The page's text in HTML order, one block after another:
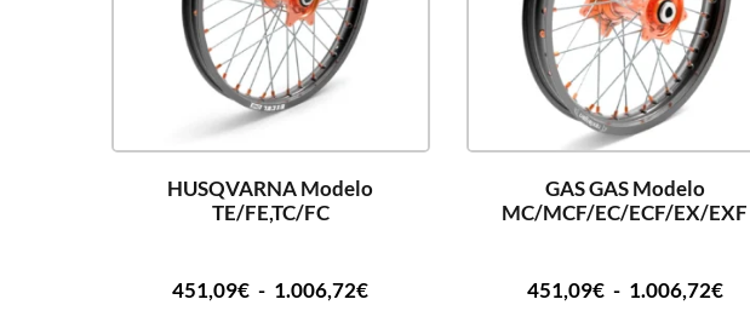
HUSQVARNA Modelo
TE/FE,TC/FC
451,09€ - 1.006,72€
GAS GAS Modelo
MC/MCF/EC/ECF/EX/EXF
451,09€ - 1.006,72€